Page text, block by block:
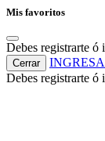
Mis favoritos
Debes registrarte ó
Cerrar
Debes registrarte ó